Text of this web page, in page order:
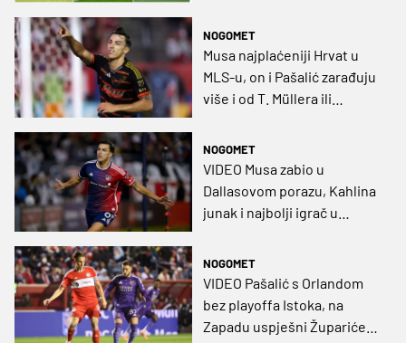
NOGOMET
Musa najplaćeniji Hrvat u
MLS-u, on i Pašalić zarađuju
više i od T. Müllera ili
NOGOMET
VIDEO Musa zabio u
Dallasovom porazu, Kahlina
junak i najbolji igrač u
NOGOMET
VIDEO Pašalić s Orlandom
bez playoffa Istoka, na
Zapadu uspješni Župarićevi